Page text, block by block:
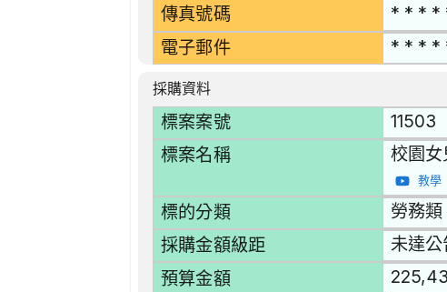
傳真號碼 * * * *
電子郵件 * * * *
採購資料
標案案號 11503
標案名稱 校園
教學
標的分類 勞務
採購金額級距 未達公
預算金額